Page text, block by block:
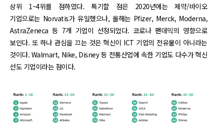
상위 1~4위를 점하였다. 특기할 점은 2020년에는 제약/바이오
기업으로는 Norvatis가 유일했으나, 올해는 Pfizer, Merck, Moderna,
AstraZeneca 등 7개 기업이 선정되었다. 코로나 팬데믹의 영향으로
보인다. 또 하나 관심을 끄는 것은 혁신이 ICT 기업의 전유물이 아니라는
것이다. Walmart, Nike, Disney 등 전통산업에 속한 기업도 다수가 혁신
선도 기업이라는 점이다.